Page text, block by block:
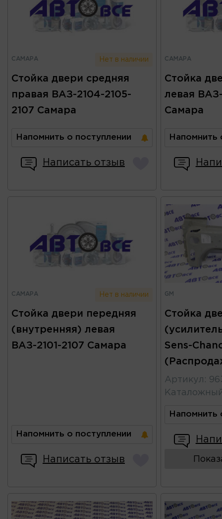
САМАРА Нет в наличии
Стойка двери средняя
правая ВАЗ-2104-2105-
2107 Самара
Напомнить о поступлении
Написать отзыв
САМАРА
Стойка
левая ВАЗ-
Самара
Напомнить
САМАРА Нет в наличии
Стойка двери передняя
(внутренняя) левая
ВАЗ-2101-2107 Самара
Напомнить о поступлении
Написать отзыв
GM
Стойка
Sens-
Артикул :
Напомнить